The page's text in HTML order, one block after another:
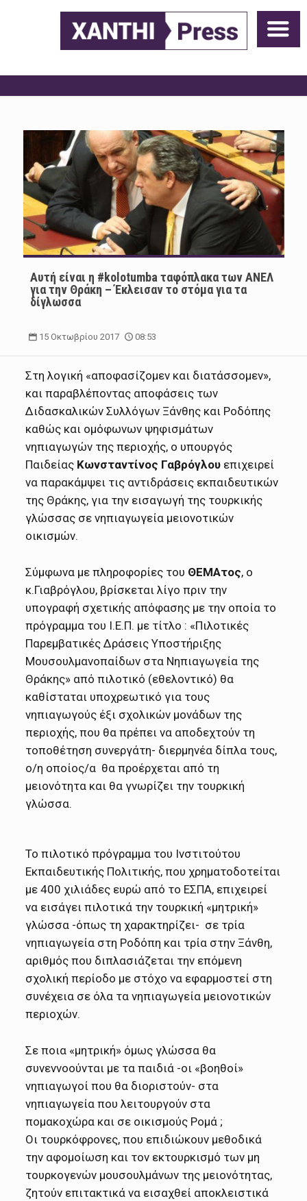
Αυτή είναι η #kolotumba ταφόπλακα των ΑΝΕΛ
για την Θράκη – Έκλεισαν το στόμα για τα
δίγλωσσα
15 Οκτωβρίου 2017 08:53
Στη λογική «αποφασίζομεν και διατάσσομεν»,
και παραβλέποντας αποφάσεις των
Διδασκαλικών Συλλόγων Ξάνθης και Ροδόπης
καθώς και ομόφωνων ψηφισμάτων
νηπιαγωγών της περιοχής, ο υπουργός
Παιδείας Κωνσταντίνος Γαβρόγλου επιχειρεί
να παρακάμψει τις αντιδράσεις εκπαιδευτικών
της Θράκης, για την εισαγωγή της τουρκικής
γλώσσας σε νηπιαγωγεία μειονοτικών
οικισμών.
Σύμφωνα με πληροφορίες του ΘΕΜΑτος, ο
κ.Γιαβρόγλου, βρίσκεται λίγο πριν την
υπογραφή σχετικής απόφασης με την οποία το
πρόγραμμα του Ι.Ε.Π. με τίτλο : «Πιλοτικές
Παρεμβατικές Δράσεις Υποστήριξης
Μουσουλμανοπαίδων στα Νηπιαγωγεία της
Θράκης» από πιλοτικό (εθελοντικό) θα
καθίσταται υποχρεωτικό για τους
νηπιαγωγούς έξι σχολικών μονάδων της
περιοχής, που θα πρέπει να αποδεχτούν τη
τοποθέτηση συνεργάτη- διερμηνέα δίπλα τους,
ο/η οποίος/α θα προέρχεται από τη
μειονότητα και θα γνωρίζει την τουρκική
γλώσσα.
Το πιλοτικό πρόγραμμα του Ινστιτούτου
Εκπαιδευτικής Πολιτικής, που χρηματοδοτείται
με 400 χιλιάδες ευρώ από το ΕΣΠΑ, επιχειρεί
να εισάγει πιλοτικά την τουρκική «μητρική»
γλώσσα -όπως τη χαρακτηρίζει- σε τρία
νηπιαγωγεία στη Ροδόπη και τρία στην Ξάνθη,
αριθμός που διπλασιάζεται την επόμενη
σχολική περίοδο με στόχο να εφαρμοστεί στη
συνέχεια σε όλα τα νηπιαγωγεία μειονοτικών
περιοχών.
Σε ποια «μητρική» όμως γλώσσα θα
συνεννοούνται με τα παιδιά -οι «βοηθοί»
νηπιαγωγοί που θα διοριστούν- στα
νηπιαγωγεία που λειτουργούν στα
πομακοχώρα και σε οικισμούς Ρομά ;
Οι τουρκόφρονες, που επιδιώκουν μεθοδικά
την αφομοίωση και τον εκτουρκισμό των μη
τουρκογενών μουσουλμάνων της μειονότητας,
ζητούν επιτακτικά να εισαχθεί αποκλειστικά